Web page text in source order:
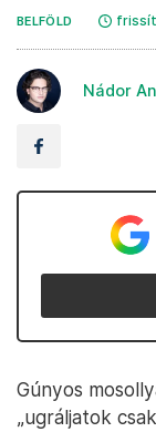
BELFÖLD
Nádor
Gúnyos
„ugráljatok